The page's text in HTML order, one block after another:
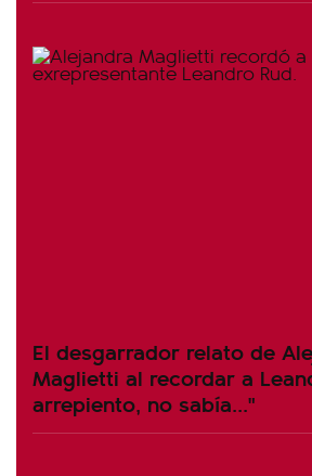
El desgarrador relato de
Maglietti al recordar a
arrepiento, no sabía..."